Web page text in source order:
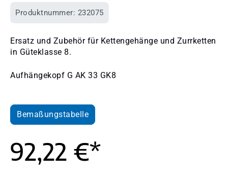
Produktnummer: 232075
Ersatz und Zubehör für Kettengehänge und Zurrketten
in Güteklasse 8.
Aufhängekopf G AK 33 GK8
Bemaßungstabelle
92,22 €*